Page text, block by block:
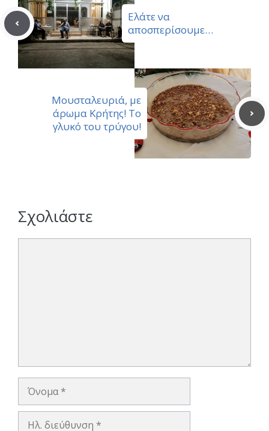
Ελάτε να
αποσπερίσουμε…
Μουσταλευριά, με
άρωμα Κρήτης! Το
γλυκό του τρύγου!
Σχολιάστε
Όνομα
Ηλ.